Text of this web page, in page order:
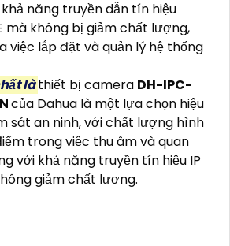
năng truyền dẫn tín hiệu
mà không bị giảm chất lượng,
việc lắp đặt và quản lý hệ thống
làthiết bị camera DH-IPC-
của Dahua là một lựa chọn hiệu
sát an ninh, với chất lượng hình
trong việc thu âm và quan
với khả năng truyền tín hiệu IP
giảm chất lượng.